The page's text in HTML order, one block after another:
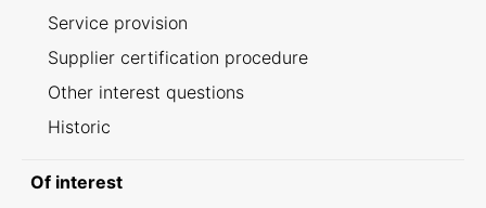
Service provision
Supplier certification procedure
Other interest questions
Historic
Of interest